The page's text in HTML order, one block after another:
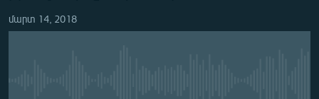
ՂԱՐԱԲԱՂ
մարտ 14, 2018